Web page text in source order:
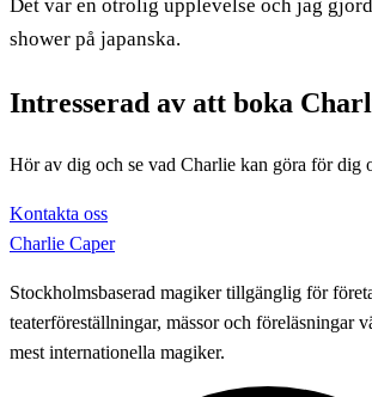
Det var en otrolig upplevelse och jag
shower på japanska.
Intresserad av att boka
Hör av dig och se vad Charlie kan göra för dig
Kontakta oss
Charlie Caper
Stockholmsbaserad magiker tillgänglig för
teaterföreställningar, mässor och föreläsningar
mest internationella magiker.